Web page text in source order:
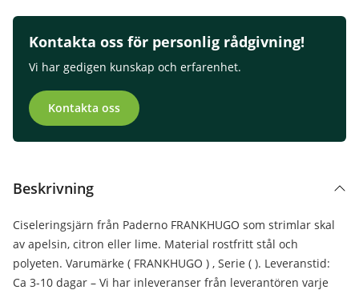
Kontakta oss för personlig rådgivning!
Vi har gedigen kunskap och erfarenhet.
Kontakta oss
Beskrivning
Ciseleringsjärn från Paderno FRANKHUGO som strimlar skal
av apelsin, citron eller lime. Material rostfritt stål och
polyeten. Varumärke ( FRANKHUGO ) , Serie ( ). Leveranstid:
Ca 3-10 dagar – Vi har inleveranser från leverantören varje